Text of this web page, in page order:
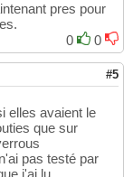
pres pour
0
0
#5
elles avaient le
que sur
pas testé par